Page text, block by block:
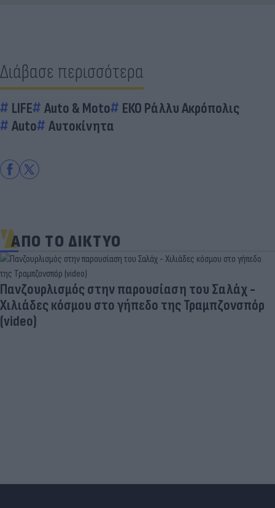
Διάβασε περισσότερα
LIFE Auto & Moto
ΕΚΟ Ράλλυ Ακρόπολις
Auto
Αυτοκίνητα
ΑΠΟ ΤΟ ΔΙΚΤΥΟ
«Στην pole position για Κωνσταντέλια η
Ντόρτμουντ»